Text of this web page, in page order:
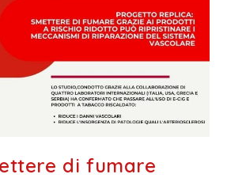
di fumare